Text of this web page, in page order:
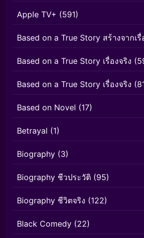
Apple TV+ (591)
Based on a True Story สร้างจากเรื่
Based on a True Story เรื่องจริง
Based on a True Story เรื่องจริง
Based on Novel (17)
Betrayal (1)
Biography (3)
Biography ชีวประวัติ (95)
Biography ชีวิตจริง (122)
Black Comedy (22)